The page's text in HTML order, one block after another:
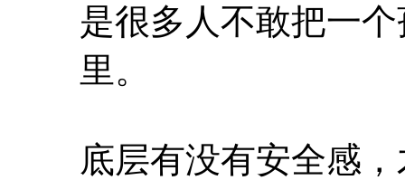
是很多人不敢把一
里。
底层有没有安全感